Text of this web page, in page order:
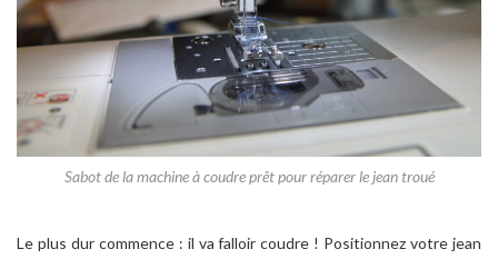
Sabot de la machine à coudre prêt pour réparer le jean troué
Le plus dur commence : il va falloir coudre ! Positionnez votre jean